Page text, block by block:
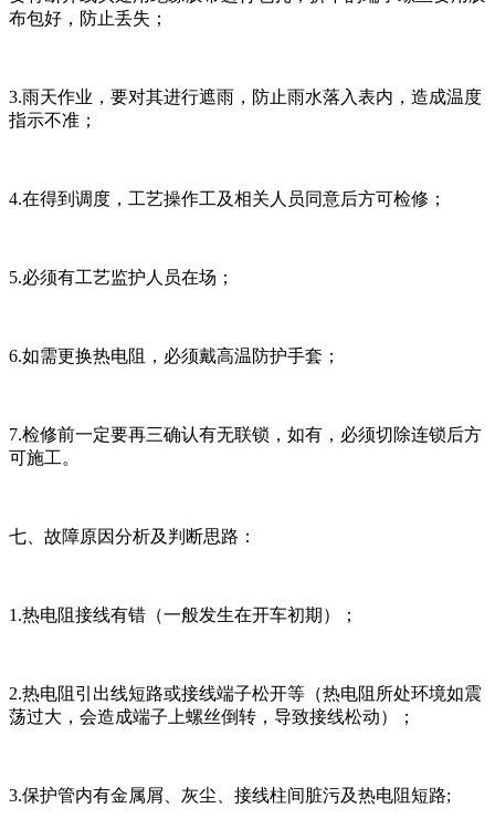
布包好，防止丢失；
3.雨天作业，要对其进行遮雨，防止雨水落入表内，造成温度
指示不准；
4.在得到调度，工艺操作工及相关人员同意后方可检修；
5.必须有工艺监护人员在场；
6.如需更换热电阻，必须戴高温防护手套；
7.检修前一定要再三确认有无联锁，如有，必须切除连锁后方
可施工。
七、故障原因分析及判断思路：
1.热电阻接线有错（一般发生在开车初期）；
2.热电阻引出线短路或接线端子松开等（热电阻所处环境如震
荡过大，会造成端子上螺丝倒转，导致接线松动）；
3.保护管内有金属屑、灰尘、接线柱间脏污及热电阻短路;